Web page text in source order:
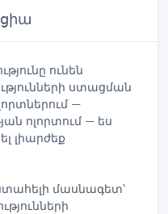
ունեն
ստացման
—
ոլորտում — ես
լիարժեք
մասնագետ՝